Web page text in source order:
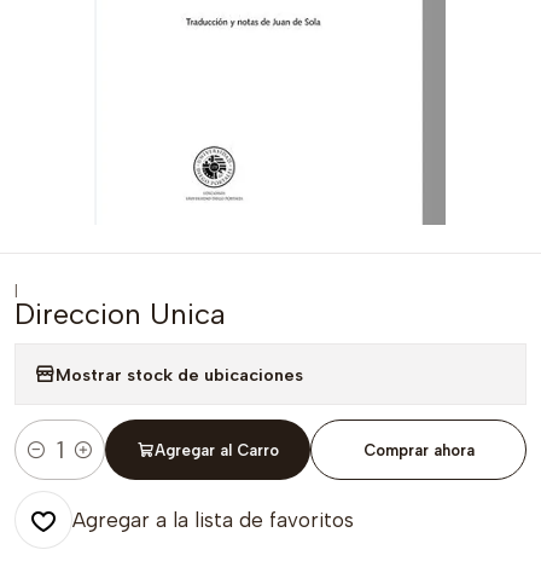
|
Direccion Unica
Mostrar stock de ubicaciones
Cantidad
Agregar al Carro Comprar ahora
Agregar a la lista de favoritos